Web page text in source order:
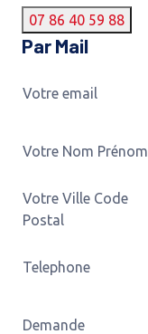
07 86 40 59 88
Par Mail
Votre email
Votre Nom Prénom
Votre Ville Code
Postal
Telephone
Demande